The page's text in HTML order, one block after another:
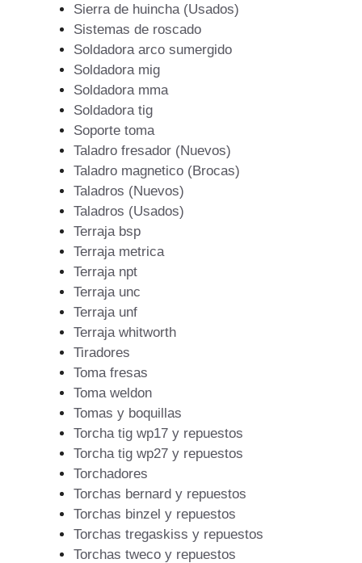
Sierra de huincha (Usados)
Sistemas de roscado
Soldadora arco sumergido
Soldadora mig
Soldadora mma
Soldadora tig
Soporte toma
Taladro fresador (Nuevos)
Taladro magnetico (Brocas)
Taladros (Nuevos)
Taladros (Usados)
Terraja bsp
Terraja metrica
Terraja npt
Terraja unc
Terraja unf
Terraja whitworth
Tiradores
Toma fresas
Toma weldon
Tomas y boquillas
Torcha tig wp17 y repuestos
Torcha tig wp27 y repuestos
Torchadores
Torchas bernard y repuestos
Torchas binzel y repuestos
Torchas tregaskiss y repuestos
Torchas tweco y repuestos